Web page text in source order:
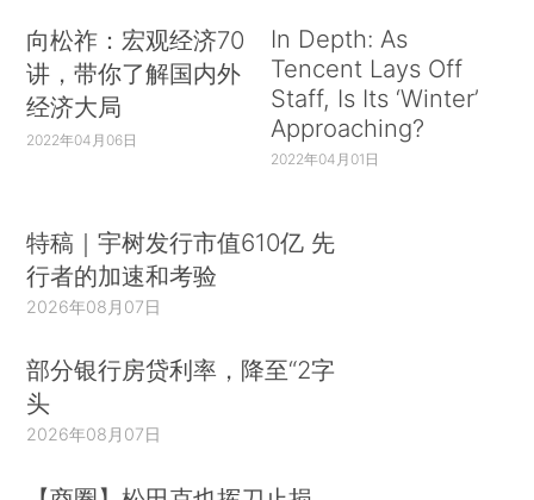
向松祚：宏观经济70
讲，带你了解国内外
经济大局
2022年04月06日
In Depth: As
Tencent Lays Off
Staff, Is Its ‘Winter’
Approaching?
2022年04月01日
特稿｜宇树发行市值610亿 先
行者的加速和考验
2026年08月07日
部分银行房贷利率，降至“2字
头
2026年08月07日